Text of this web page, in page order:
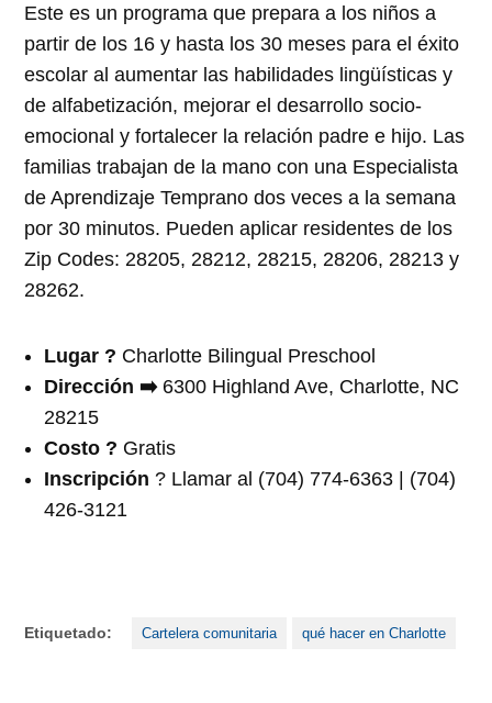
Este es un programa que prepara a los niños a
partir de los 16 y hasta los 30 meses para el éxito
escolar al aumentar las habilidades lingüísticas y
de alfabetización, mejorar el desarrollo socio-
emocional y fortalecer la relación padre e hijo. Las
familias trabajan de la mano con una Especialista
de Aprendizaje Temprano dos veces a la semana
por 30 minutos. Pueden aplicar residentes de los
Zip Codes: 28205, 28212, 28215, 28206, 28213 y
28262.
Lugar ? Charlotte Bilingual Preschool
Dirección ➡️ 6300 Highland Ave, Charlotte, NC
28215
Costo ? Gratis
Inscripción ? Llamar al (704) 774-6363 | (704)
426-3121
Etiquetado: Cartelera comunitaria qué hacer en Charlotte